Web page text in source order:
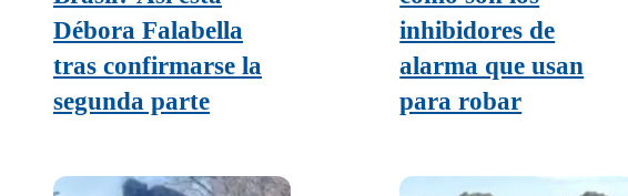
Débora Falabella
tras confirmarse la
segunda parte
inhibidores de
alarma que usan
para robar